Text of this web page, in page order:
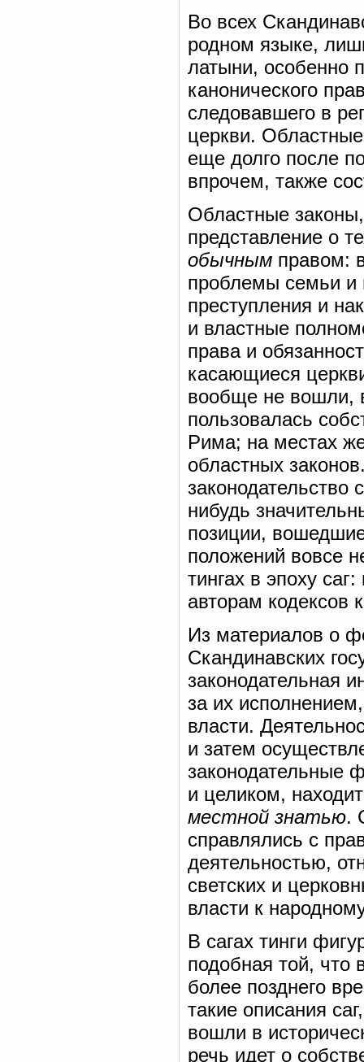
Во всех
родном языке,
латыни, особенно
канонического
следовавшего в
церкви.
еще долго после
впрочем, также
Областные
представление о
обычным правом:
проблемы семьи и
преступления и
и властные
права и
касающиеся
вообще не вошли,
пользовалась
Рима; на местах
областных
законодательство
нибудь
позиции,
положений вовсе
тингах в эпоху
авторам
Из материалов о
Скандинавских
законодательная
за их
власти.
и затем
законодательные
и целиком,
местной знатью.
справлялись с
деятельностью,
светских и
власти к
В сагах тинги
подобная той, что
более позднего
такие описания
вошли в
речь идет о